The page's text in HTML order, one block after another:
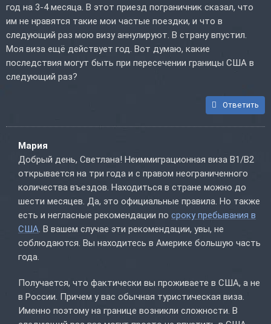
год на 3-4 месяца. В этот приезд пограничник сказал, что
им не нравятся такие мои частые поездки, и что в
следующий раз мою визу аннулируют. В страну впустил.
Моя виза ещё действует год. Вот думаю, какие
последствия могут быть при пересечении границы США в
следующий раз?
Ответить
Мария
Добрый день, Светлана! Неиммиграционная виза B1/B2
открывается на три года и с правом неограниченного
количества въездов. Находиться в стране можно до
шести месяцев. Да, это официальные правила. Но также
есть и негласные рекомендации по сроку пребывания в
США. В вашем случае эти рекомендации, увы, не
соблюдаются. Вы находитесь в Америке большую часть
года.
Получается, что фактически вы проживаете в США, а не
в России. Причем у вас обычная туристическая виза.
Именно поэтому на границе возникли сложности. В